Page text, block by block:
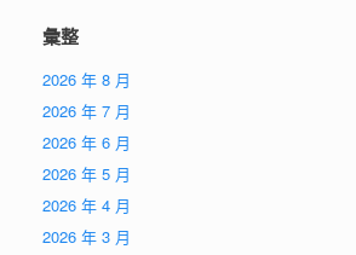
彙整
2026 年 8 月
2026 年 7 月
2026 年 6 月
2026 年 5 月
2026 年 4 月
2026 年 3 月